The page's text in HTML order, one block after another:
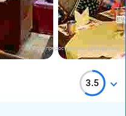
Фото предоставлены заведением
3.5